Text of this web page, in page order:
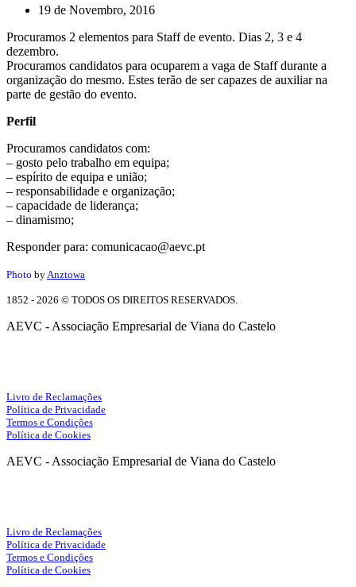
19 de Novembro, 2016
Procuramos 2 elementos para Staff de evento. Dias 2, 3 e 4
dezembro.
Procuramos candidatos para ocuparem a vaga de Staff durante a
organização do mesmo. Estes terão de ser capazes de auxiliar na
parte de gestão do evento.
Perfil
Procuramos candidatos com:
– gosto pelo trabalho em equipa;
– espírito de equipa e união;
– responsabilidade e organização;
– capacidade de liderança;
– dinamismo;
Responder para: comunicacao@aevc.pt
Photo by Anztowa
1852 - 2026 © TODOS OS DIREITOS RESERVADOS.
AEVC - Associação Empresarial de Viana do Castelo
Livro de Reclamações
Política de Privacidade
Termos e Condições
Política de Cookies
AEVC - Associação Empresarial de Viana do Castelo
Livro de Reclamações
Política de Privacidade
Termos e Condições
Política de Cookies